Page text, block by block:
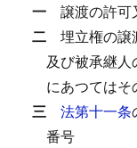
一 譲渡の許可
二 埋立権の譲
及び被承継
にあつては
三 法第十一条
番号